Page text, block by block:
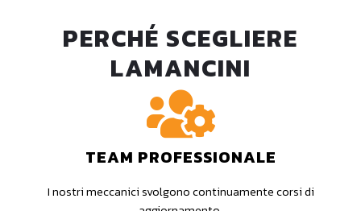
PERCHÉ SCEGLIERE
LAMANCINI
TEAM PROFESSIONALE
I nostri meccanici svolgono continuamente corsi di